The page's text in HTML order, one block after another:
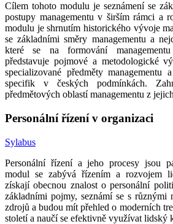
Cílem tohoto modulu je seznámení se
postupy managementu v širším rámci a
modulu je shrnutím historického vývoje
se základními směry managementu a
které se na formování
představuje pojmové a metodologické
specializované předměty
specifik v českých podmínkách.
předmětových oblastí managementu z
Personální řízení v organizaci
Sylabus
Personální řízení a jeho procesy jsou
modul se zabývá řízením a rozvojem
získají obecnou znalost o personální
základními pojmy, seznámí se s různými
zdrojů a budou mít přehled o moderních
století a naučí se efektivně využívat lidský